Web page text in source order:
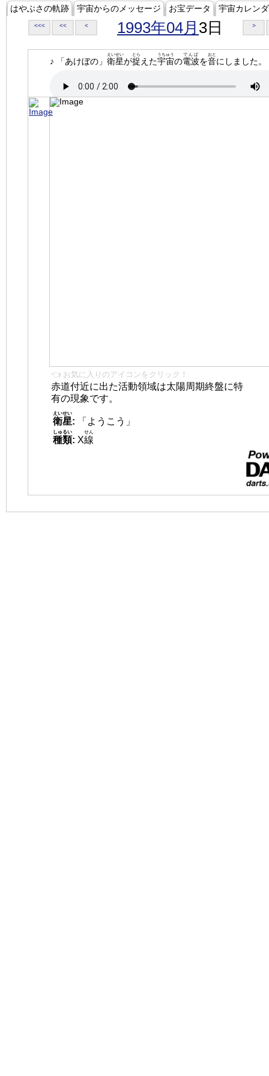
はやぶさの軌跡 宇宙からのメッセージ お宝データ 宇宙カレン
<<< << < 1993年04月 3日 >
♪ 「あけぼの」 衛星
えいせい
が捉
とら
えた宇宙
うちゅう
の電波
でんぱ
を音
おと
にしました。
👈 お気に入りのアイコンをクリック！
赤道付近に出た活動領域は太陽周期終盤に特
有の現象です。
衛星
えいせい
:
「ようこう」
種類
しゅるい
: X線
せん